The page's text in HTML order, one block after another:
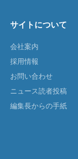
サイトについて
会社案内
採用情報
お問い合わせ
ニュース読者投稿
編集長からの手紙